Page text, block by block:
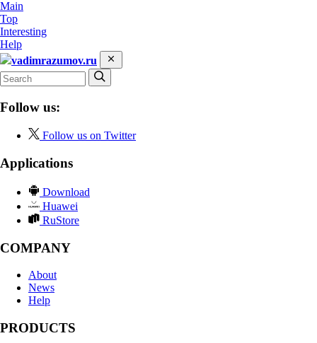
Main
Top
Interesting
Help
vadimrazumov.ru
Follow us:
Follow us on Twitter
Applications
Download
Huawei
RuStore
COMPANY
About
News
Help
PRODUCTS